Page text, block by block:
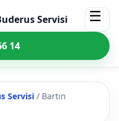
Servisi ☰
14
Servisi / Bartın